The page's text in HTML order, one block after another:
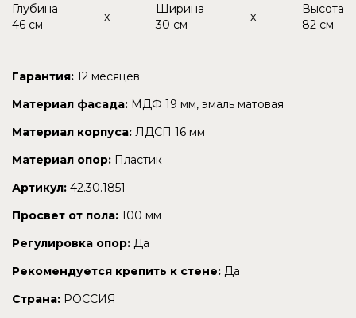
Глубина
46 см
x
Ширина
30 см
x
Высота
82 см
Гарантия: 12 месяцев
Материал фасада: МДФ 19 мм, эмаль матовая
Материал корпуса: ЛДСП 16 мм
Материал опор: Пластик
Артикул: 42.30.1851
Просвет от пола: 100 мм
Регулировка опор: Да
Рекомендуется крепить к стене: Да
Страна: РОССИЯ